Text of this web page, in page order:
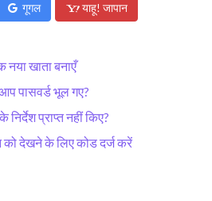
गूगल याहू! जापान
नया खाता बनाएँ
पासवर्ड भूल गए?
प्राप्त नहीं किए?
को देखने के लिए कोड दर्ज करें